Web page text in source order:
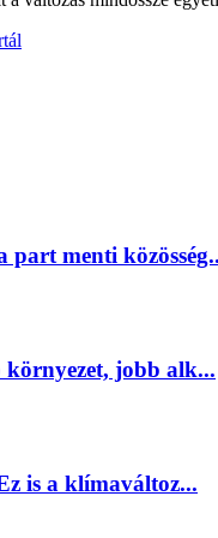
menti
környezet, jobb alk...
is a klímaváltoz...